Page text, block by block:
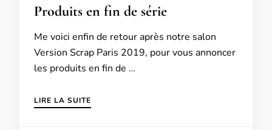
Produits en fin de série
Me voici enfin de retour après notre salon
Version Scrap Paris 2019, pour vous annoncer
les produits en fin de …
LIRE LA SUITE